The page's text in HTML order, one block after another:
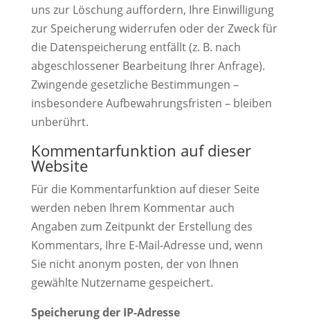
uns zur Löschung auffordern, Ihre Einwilligung
zur Speicherung widerrufen oder der Zweck für
die Datenspeicherung entfällt (z. B. nach
abgeschlossener Bearbeitung Ihrer Anfrage).
Zwingende gesetzliche Bestimmungen –
insbesondere Aufbewahrungsfristen – bleiben
unberührt.
Kommentarfunktion auf dieser
Website
Für die Kommentarfunktion auf dieser Seite
werden neben Ihrem Kommentar auch
Angaben zum Zeitpunkt der Erstellung des
Kommentars, Ihre E-Mail-Adresse und, wenn
Sie nicht anonym posten, der von Ihnen
gewählte Nutzername gespeichert.
Speicherung der IP-Adresse